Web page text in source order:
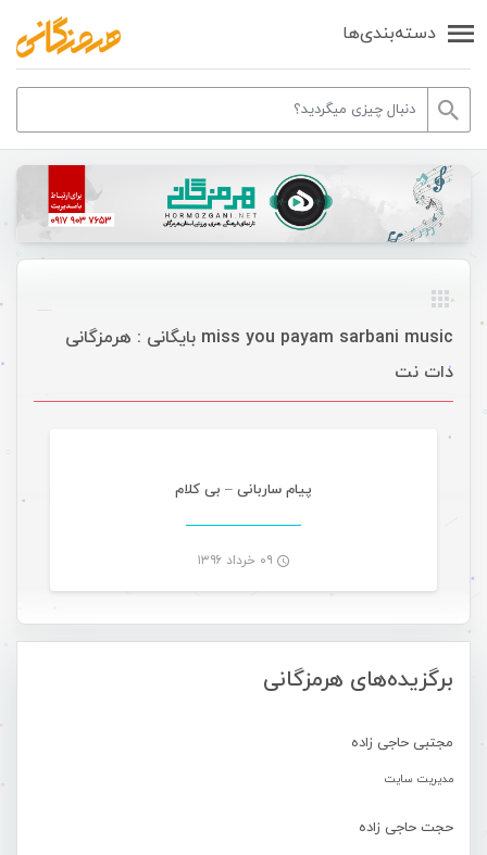
دسته‌بندی‌ها
برگزیده‌های هرمزگانی
مجتبی حاجی زاده
مدیریت سایت
حجت حاجی زاده
miss you payam sarbani music بایگانی : هرمزگانی
دات نت
پیام ساربانی – بی کلام
۰۹ خرداد ۱۳۹۶